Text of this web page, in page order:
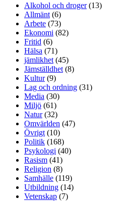
Alkohol och droger(13)
Allmänt (6)
Arbete (73)
Ekonomi (82)
Fritid (6)
Hälsa (71)
jämlikhet (45)
Jämställdhet (8)
Kultur(9)
Lag och ordning (31)
Media (30)
Miljö (61)
Natur(32)
Omvärlden (47)
Övrigt (10)
Politik (168)
Psykologi (40)
Rasism (41)
Religion (8)
Samhälle (119)
Utbildning (14)
Vetenskap (7)